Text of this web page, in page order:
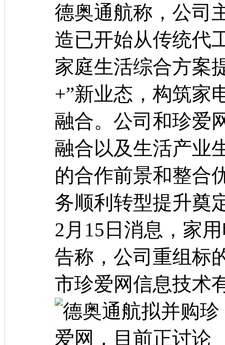
德奥通航称，公司
造已开始从传统代
家庭生活综合方案
+”新业态，构筑家
融合。公司和珍爱
融合以及生活产业
的合作前景和整合
务顺利转型提升奠
2月15日消息，家
告称，公司重组标
市珍爱网信息技术